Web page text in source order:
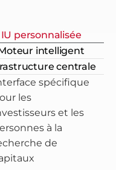
IU personnalisée
intelligent
centrale
spécifique
les
et les
à la
de